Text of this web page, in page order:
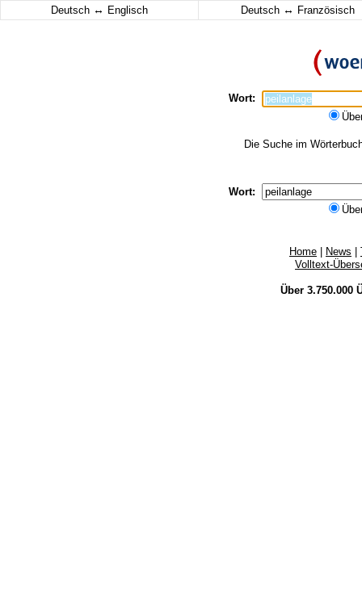
Deutsch ↔ Englisch Deutsch ↔ Französisch
Wort:
Die Suche im
Wort:
Home News
Volltext-
Über 3.750.000